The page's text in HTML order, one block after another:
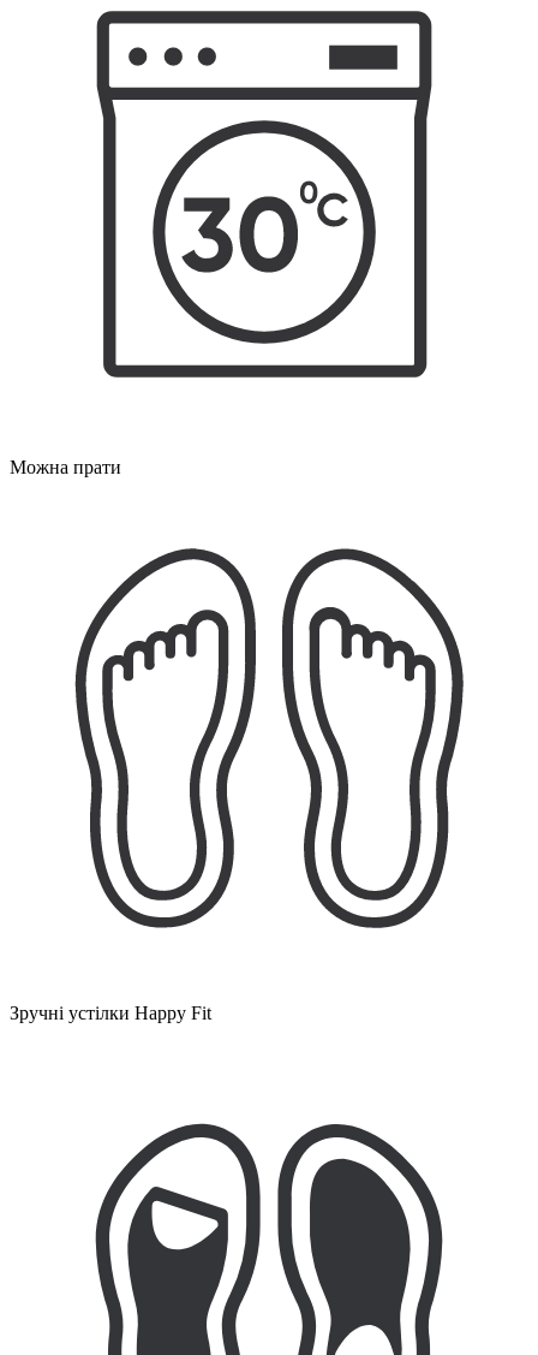
Можна прати
Зручні устілки Happy Fit